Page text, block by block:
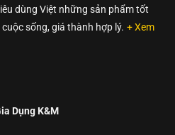
dùng Việt những sản phẩm tốt
sống, giá thành hợp lý. + Xem
Dụng K&M